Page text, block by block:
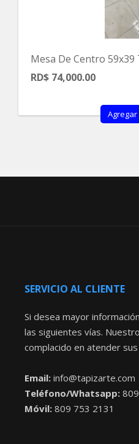
Mesa De Centro
RD$ 74,000.00
SERVICIO AL CLIENTE
Si desea mayor
las siguientes vías.
complacido en atender
Email: info@tapizarte.com
Teléfono/Whatsapp:
Móvil: 809 753 2131